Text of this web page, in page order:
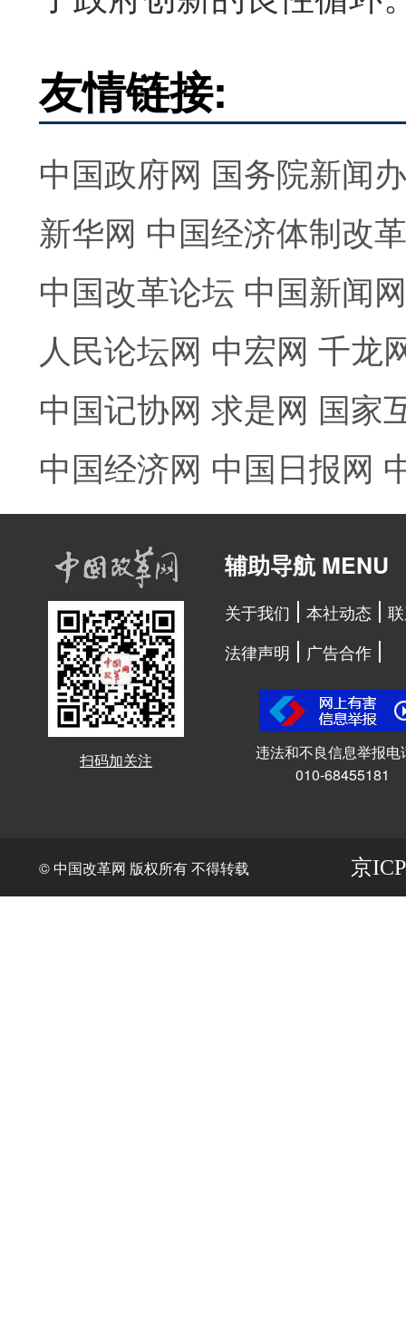
友情链接:
中国政府网 国务院新闻
新华网 中国经济体制改
中国改革论坛 中国新闻网
人民论坛网 中宏网 千龙
中国记协网 求是网 国家
中国经济网 中国日报网
扫码加关注
辅助导航 MENU
关于我们 本社动态
法律声明
广告合作
违法和不良信息举报电
010-68455181
© 中国改革网 版权所有 不得转载 京